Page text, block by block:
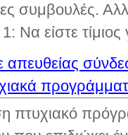
Αλλά
είστε τίμιος
απευθείας
πτυχιακό